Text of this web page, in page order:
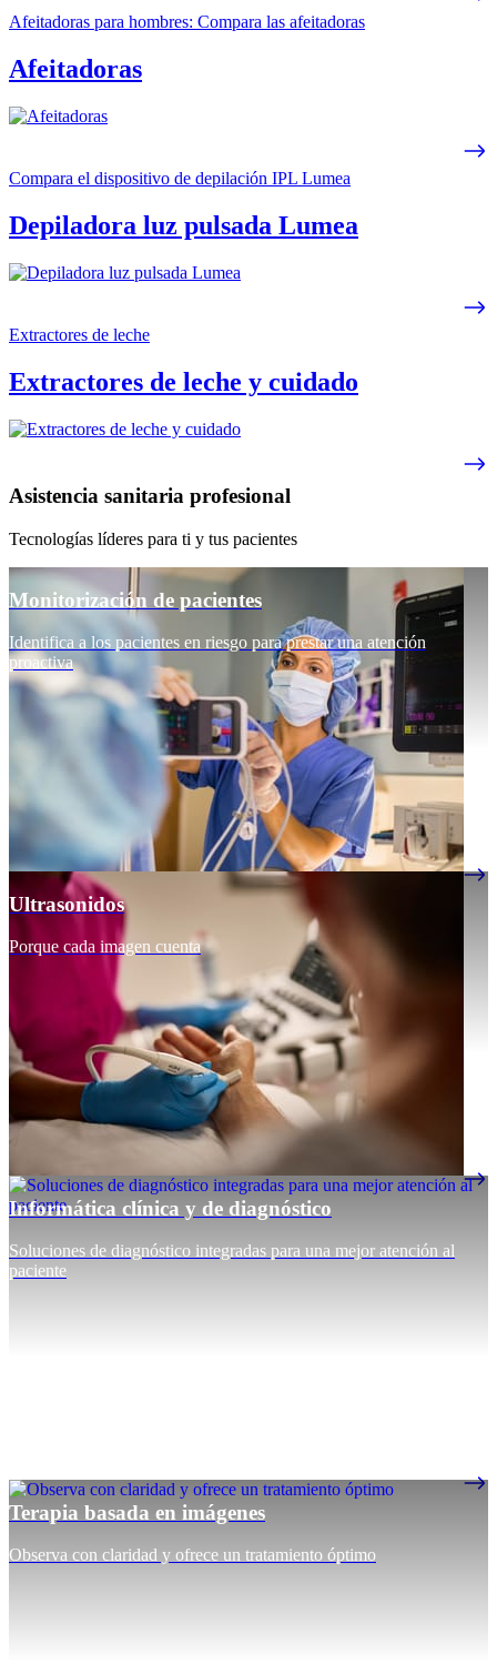
Afeitadoras para hombres: Compara las afeitadoras
Afeitadoras
Compara el dispositivo de depilación IPL Lumea
Depiladora luz pulsada Lumea
Extractores de leche
Extractores de leche y cuidado
Asistencia sanitaria profesional
Tecnologías líderes para ti y tus pacientes
Monitorización de pacientes
Identifica a los pacientes en riesgo para prestar una atención
proactiva
Ultrasonidos
Porque cada imagen cuenta
Informática clínica y de diagnóstico
Soluciones de diagnóstico integradas para una mejor atención al
paciente
Terapia basada en imágenes
Observa con claridad y ofrece un tratamiento óptimo